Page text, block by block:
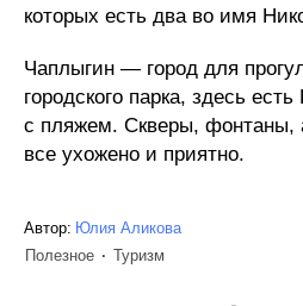
которых есть два во имя
Чаплыгин — город для
городского парка, здесь
с пляжем. Скверы, фонтаны,
все ухожено и приятно.
Автор: Юлия Аликова
Полезное
Туризм